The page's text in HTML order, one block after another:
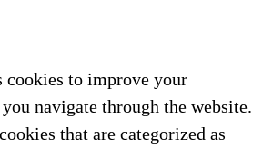
cookies to improve your
navigate through the website.
that are categorized as